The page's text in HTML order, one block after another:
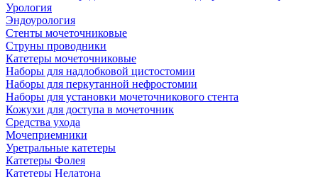
Урология
Эндоурология
Стенты мочеточниковые
Струны проводники
Катетеры мочеточниковые
Наборы для надлобковой цистостомии
Наборы для перкутанной нефростомии
Наборы для установки мочеточникового стента
Кожухи для доступа в мочеточник
Средства ухода
Мочеприемники
Уретральные катетеры
Катетеры Фолея
Катетеры Нелатона